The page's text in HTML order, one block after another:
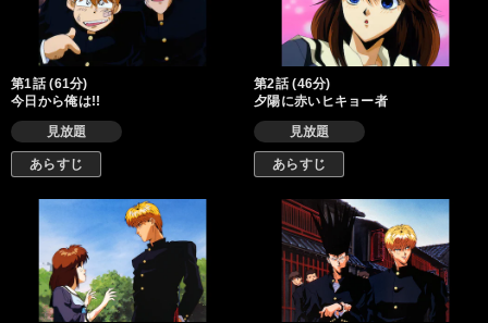
第1話 (61分)
今日から俺は!!
見放題
あらすじ
第2話 (46分)
夕陽に赤いヒキョー者
見放題
あらすじ